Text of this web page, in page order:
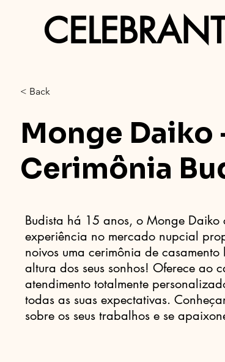
< Back
Monge Daiko
Cerimônia
Budista há 15 anos, o Monge Daiko
experiência no mercado nupcial
noivos uma cerimônia de casamento
altura dos seus sonhos! Oferece ao
atendimento totalmente
todas as suas expectativas.
sobre os seus trabalhos e se